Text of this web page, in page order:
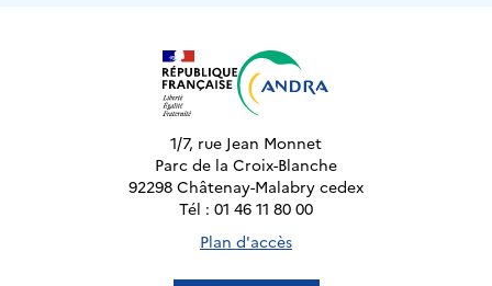
1/7, rue Jean Monnet
Parc de la Croix-Blanche
92298 Châtenay-Malabry cedex
Tél : 01 46 11 80 00
Plan d'accès